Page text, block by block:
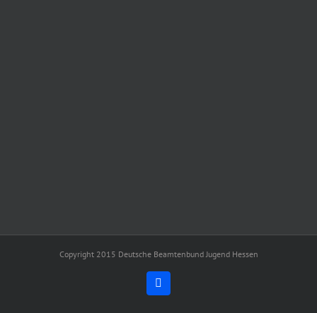
Copyright 2015 Deutsche Beamtenbund Jugend Hessen
Facebook